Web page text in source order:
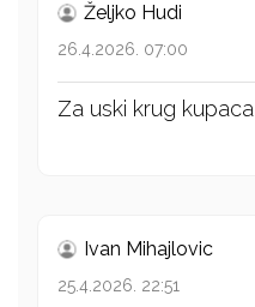
Željko Hudi
26.4.2026. 07:00
Za uski krug kupaca
Ivan Mihajlovic
25.4.2026. 22:51